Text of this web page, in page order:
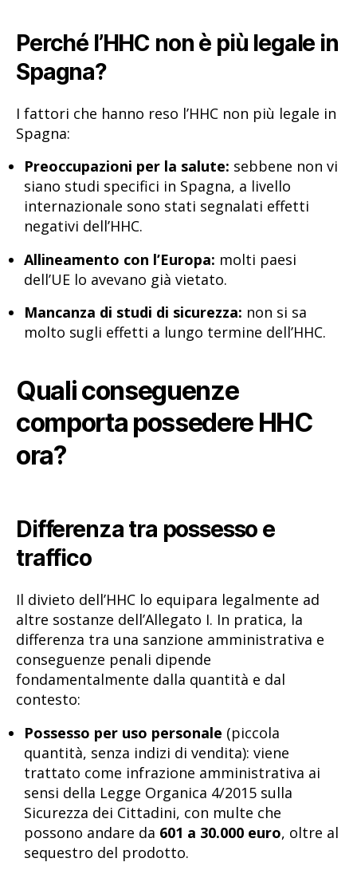
Perché l’HHC non è più legale in
Spagna?
I fattori che hanno reso l’HHC non più legale in
Spagna:
Preoccupazioni per la salute: sebbene non vi
siano studi specifici in Spagna, a livello
internazionale sono stati segnalati effetti
negativi dell’HHC.
Allineamento con l’Europa: molti paesi
dell’UE lo avevano già vietato.
Mancanza di studi di sicurezza: non si sa
molto sugli effetti a lungo termine dell’HHC.
Quali conseguenze
comporta possedere HHC
ora?
Differenza tra possesso e
traffico
Il divieto dell’HHC lo equipara legalmente ad
altre sostanze dell’Allegato I. In pratica, la
differenza tra una sanzione amministrativa e
conseguenze penali dipende
fondamentalmente dalla quantità e dal
contesto:
Possesso per uso personale (piccola
quantità, senza indizi di vendita): viene
trattato come infrazione amministrativa ai
sensi della Legge Organica 4/2015 sulla
Sicurezza dei Cittadini, con multe che
possono andare da 601 a 30.000 euro, oltre al
sequestro del prodotto.